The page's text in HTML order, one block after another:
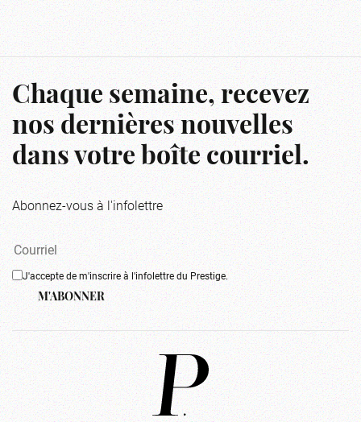
Chaque semaine, recevez
nos dernières nouvelles
dans votre boîte courriel.
Abonnez-vous à l'infolettre
J'accepte de m'inscrire à l'infolettre du Prestige.
M'ABONNER